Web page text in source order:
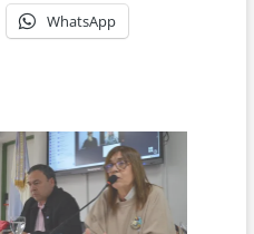
WhatsApp